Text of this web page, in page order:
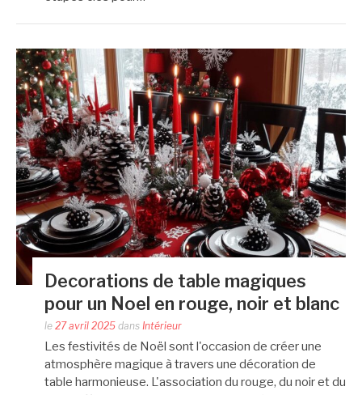
Decorations de table magiques
pour un Noel en rouge, noir et blanc
le 27 avril 2025 dans Intérieur
Les festivités de Noël sont l'occasion de créer une
atmosphère magique à travers une décoration de
table harmonieuse. L'association du rouge, du noir et du